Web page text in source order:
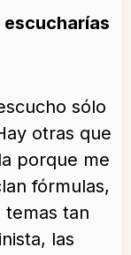
escucharías
sólo
otras que
porque me
fórmulas,
tan
las